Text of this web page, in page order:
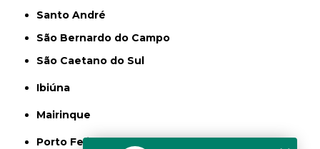
Santo André
São Bernardo do Campo
São Caetano do Sul
Ibiúna
Mairinque
Porto Feliz